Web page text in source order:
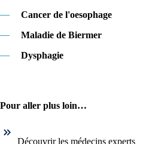
—
Cancer de l'oesophage
—
Maladie de Biermer
—
Dysphagie
Pour aller plus loin…
Découvrir les médecins experts